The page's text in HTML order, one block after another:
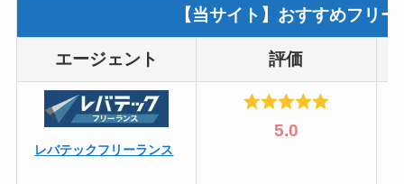
【当サイト】おすすめフリ
エージェント 評価
レバテックフリーランス
5.0